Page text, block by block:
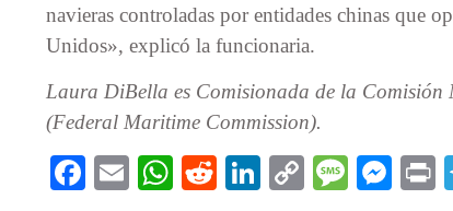
navieras controladas por entidades chinas que
Unidos», explicó la funcionaria.
Laura DiBella es Comisionada de la
(Federal Maritime Commission).
Facebook
EmailWhatsApp
RedditLinkedIn
Copy